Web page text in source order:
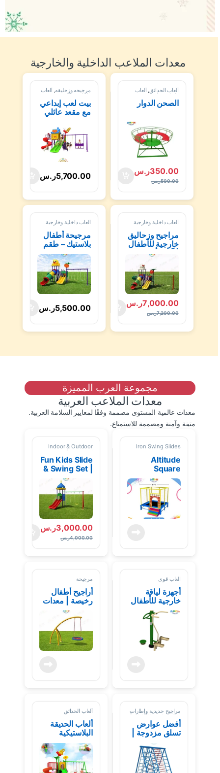
معدات الملاعب الداخلية والخارجية
ألعاب الحدائق ,ألعاب
داخلية وخارجية
الصحن الدوار
350.00ر.س
500.00ر.س
مرجيحه وزحليقه,ألعاب
داخلية وخارجية
بيت لعب إبداعي
مع مقعد عائلي
5,700.00ر.س
ألعاب داخلية وخارجية
مراجيح وزحاليق
خارجية للأطفال
| آبان لألعاب
السعودية
7,000.00ر.س
7,200.00ر.س
ألعاب داخلية وخارجية
مرجيحة أطفال
بلاستيك – طقم
لعب للمنزل
والحديقة منآبان
الألعاب الحدائق
5,500.00ر.س
مجموعة العرب المميزة
معدات الملاعب العربية
معدات عالمية المستوى مصممة وفقًا لمعايير السلامة العربية.
متينة وآمنة ومصممة للاستمتاع.
Iron Swing Slides
Altitude
Square
Trampoline –
Strong Frame
& Easy
Assembly
Indoor & Outdoor
playground
equipment
Fun Kids Slide
& Swing Set |
Safe Big Slide
for Kids In
Riyadh – Aban
Garden Toys
3,000.00ر.س
4,000.00ر.س
العاب قوی
أجهزة لياقة
خارجية للأطفال
والكبار
مرجيحة
أراجيح أطفال
رخيصة | معدات
ملاعب خارجية
للمدارس
والحدائق
مراجيح حديدية وإطارات
تسلق خارجية للأطفال |
متعة آمنة ومضمونة
أفضل عوارض
تسلق مزدوجة |
إطار تسلق
خارجي آمن
للأطفال
ألعاب الحدائق
ألعاب الحديقة
البلاستيكية